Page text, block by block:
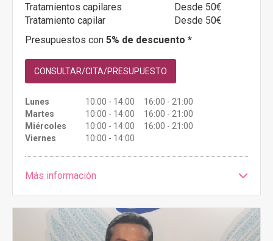
Tratamientos capilares
Desde 50€
Tratamiento capilar
Desde 50€
Presupuestos con 5% de descuento *
CONSULTAR/CITA/PRESUPUESTO
Lunes
10:00 - 14:00 16:00 - 21:00
Martes
10:00 - 14:00 16:00 - 21:00
Miércoles
10:00 - 14:00 16:00 - 21:00
Viernes
10:00 - 14:00
Más información